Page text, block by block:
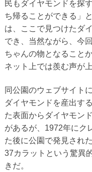
民もダイヤモンドを探
ち帰ることができる」
は、ここで見つけたダ
でき、当然ながら、今
ちゃんの物となること
ネット上では羨む声が
同公園のウェブサイト
ダイヤモンドを産出す
た表面からダイヤモン
があるが、1972年にク
た後に公園で発見され
37カラットという驚異
きだ。